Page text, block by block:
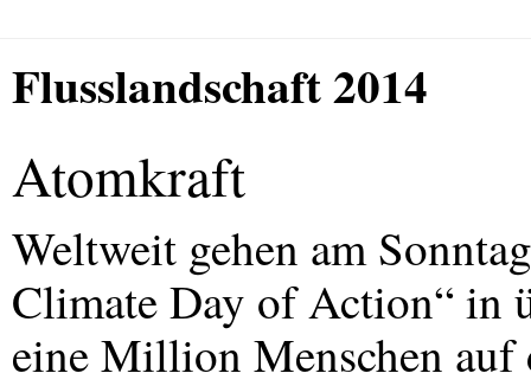
Flusslandschaft 2014
Atomkraft
Weltweit gehen am
Climate Day of Action“ in
eine Million Menschen auf